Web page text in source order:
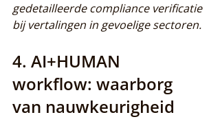
gedetailleerde compliance verificatie
bij vertalingen in gevoelige sectoren.
4. AI+HUMAN
workflow: waarborg
van nauwkeurigheid